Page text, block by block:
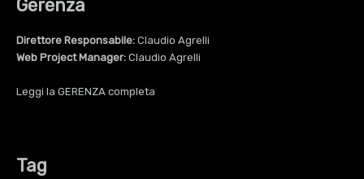
Gerenza
Direttore Responsabile: Claudio Agrelli
Web Project Manager: Claudio Agrelli
Leggi la GERENZA completa
Tag